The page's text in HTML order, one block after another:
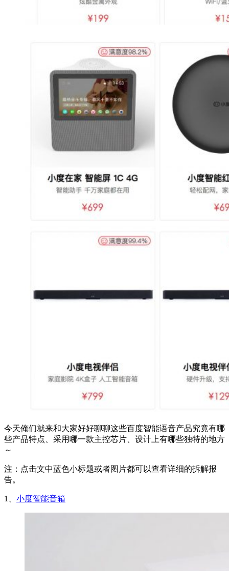
今天俺们就来和大家好好聊聊这些百度智能语音产品究竟有哪
些产品特点、采用哪一款主控芯片、设计上有哪些独特的地方
～
注：点击文中蓝色小标题或者图片都可以查看详细的拆解报
告。
1、 小度智能音箱